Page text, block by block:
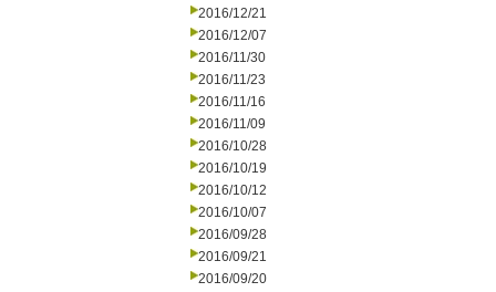
2016/12/21
2016/12/07
2016/11/30
2016/11/23
2016/11/16
2016/11/09
2016/10/28
2016/10/19
2016/10/12
2016/10/07
2016/09/28
2016/09/21
2016/09/20